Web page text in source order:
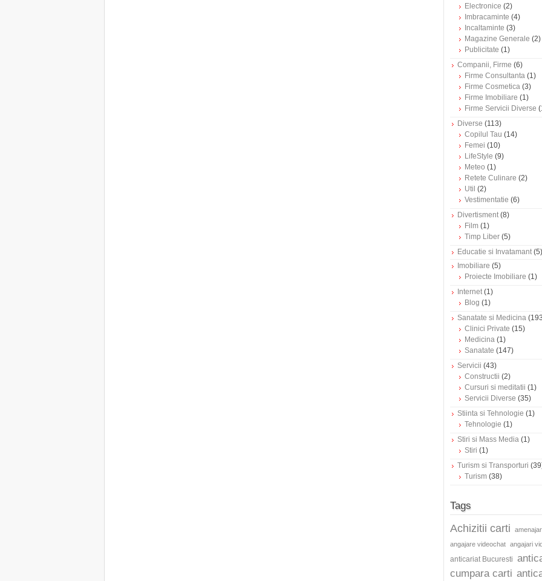
Electronice (2)
Imbracaminte (4)
Incaltaminte (3)
Magazine Generale (2)
Publicitate (1)
Companii, Firme (6)
Firme Consultanta (1)
Firme Cosmetica (3)
Firme Imobiliare (1)
Firme Servicii Diverse
Diverse (113)
Copilul Tau (14)
Femei (10)
LifeStyle (9)
Meteo (1)
Retete Culinare (2)
Util (2)
Vestimentatie (6)
Divertisment(8)
Film (1)
Timp Liber (5)
Educatie si Invatamant(5)
Imobiliare (5)
Proiecte Imobiliare (1)
Internet(1)
Blog (1)
Sanatate si Medicina
Clinici Private (15)
Medicina (1)
Sanatate (147)
Servicii (43)
Constructii (2)
Cursuri si meditatii (1)
Servicii Diverse (35)
Stiinta si Tehnologie (1)
Tehnologie (1)
Stiri si Mass Media (1)
Stiri (1)
Turism si Transporturi
Turism (38)
Tags
Achizitii carti
angajare videochat angajari
anticariat Bucuresti
cumpara carti